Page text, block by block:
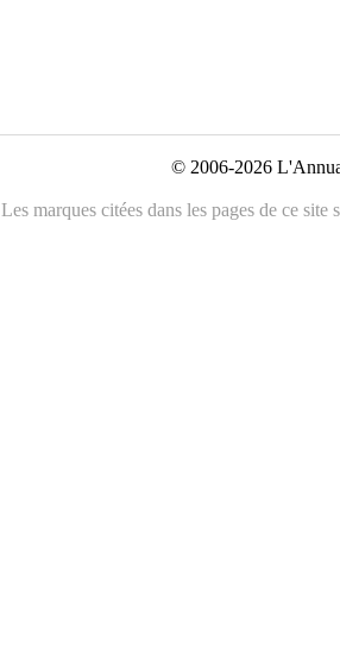
© 2006-2026
Les marques citées dans les pages de ce